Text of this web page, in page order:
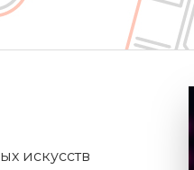
искусств